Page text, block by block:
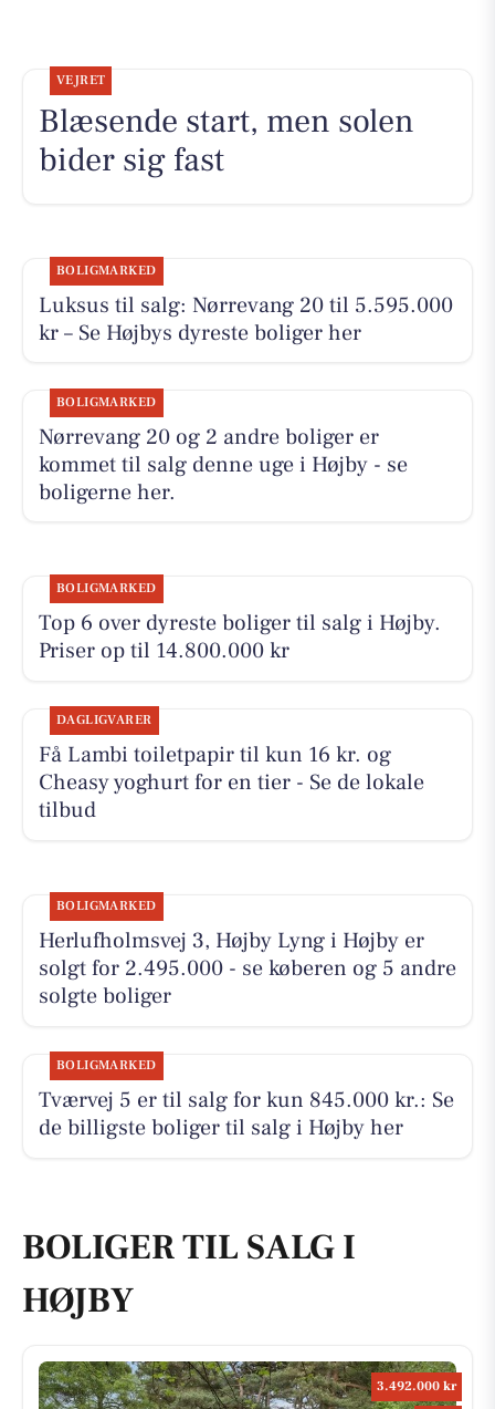
VEJRET
Blæsende start, men solen
bider sig fast
BOLIGMARKED
Luksus til salg: Nørrevang 20 til 5.595.000
kr – Se Højbys dyreste boliger her
BOLIGMARKED
Nørrevang 20 og 2 andre boliger er
kommet til salg denne uge i Højby - se
boligerne her.
BOLIGMARKED
Top 6 over dyreste boliger til salg i Højby.
Priser op til 14.800.000 kr
DAGLIGVARER
Få Lambi toiletpapir til kun 16 kr. og
Cheasy yoghurt for en tier - Se de lokale
tilbud
BOLIGMARKED
Herlufholmsvej 3, Højby Lyng i Højby er
solgt for 2.495.000 - se køberen og 5 andre
solgte boliger
BOLIGMARKED
Tværvej 5 er til salg for kun 845.000 kr.: Se
de billigste boliger til salg i Højby her
BOLIGER TIL SALG I
HØJBY
3.492.000 kr